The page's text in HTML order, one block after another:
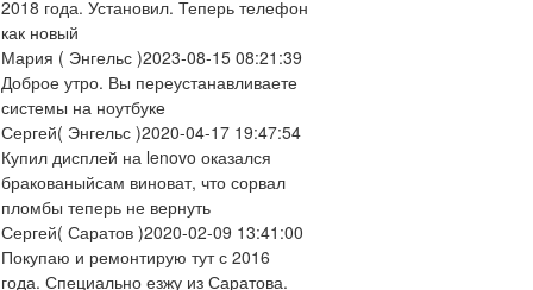
2018 года. Установил. Теперь телефон
как новый
Мария ( Энгельс )2023-08-15 08:21:39
Доброе утро. Вы переустанавливаете
системы на ноутбуке
Сергей( Энгельс )2020-04-17 19:47:54
Купил дисплей на lenovo оказался
бракованыйсам виноват, что сорвал
пломбы теперь не вернуть
Сергей( Саратов )2020-02-09 13:41:00
Покупаю и ремонтирую тут с 2016
года. Специально езжу из Саратова.